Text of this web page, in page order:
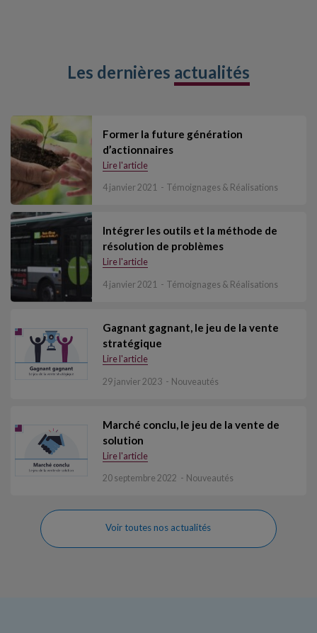
Les dernières actualités
Former la future génération
d’actionnaires
Lire l'article
4 janvier 2021 Témoignages & Réalisations
Intégrer les outils et la méthode de
résolution de problèmes
Lire l'article
4 janvier 2021 Témoignages & Réalisations
Gagnant gagnant, le jeu de la vente
stratégique
Lire l'article
29 janvier 2023 Nouveautés
Marché conclu, le jeu de la vente de
solution
Lire l'article
20 septembre 2022 Nouveautés
Voir toutes nos actualités